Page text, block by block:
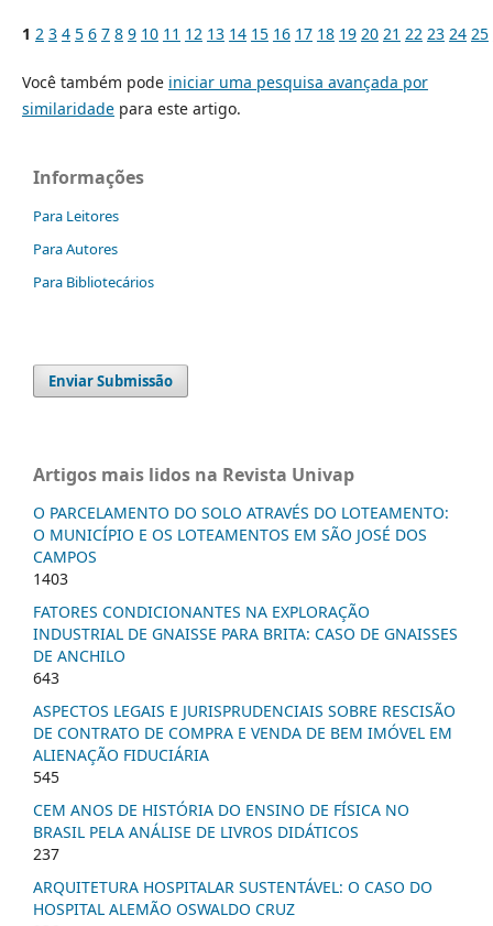
1 2 3 4 5 6 7 8 9 10 11 12 13 14 15 16 17 18 19 20 21 22 23 24 25
Você também pode iniciar uma pesquisa avançada por
similaridadepara este artigo.
Informações
Para Leitores
Para Autores
Para Bibliotecários
Enviar Submissão
Artigos mais lidos na Revista Univap
O PARCELAMENTO DO SOLO ATRAVÉS DO LOTEAMENTO:
O MUNICÍPIO E OS LOTEAMENTOS EM SÃO JOSÉ DOS
CAMPOS
1403
FATORES CONDICIONANTES NA EXPLORAÇÃO
INDUSTRIAL DE GNAISSE PARA BRITA: CASO DE GNAISSES
DE ANCHILO
643
ASPECTOS LEGAIS E JURISPRUDENCIAIS SOBRE RESCISÃO
DE CONTRATO DE COMPRA E VENDA DE BEM IMÓVEL EM
ALIENAÇÃO FIDUCIÁRIA
545
CEM ANOS DE HISTÓRIA DO ENSINO DE FÍSICA NO
BRASIL PELA ANÁLISE DE LIVROS DIDÁTICOS
237
ARQUITETURA HOSPITALAR SUSTENTÁVEL: O CASO DO
HOSPITAL ALEMÃO OSWALDO CRUZ